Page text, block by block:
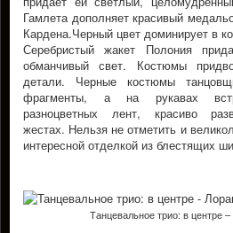
Гамлета дополняет красивый
Кардена.Черный цвет доминирует в
Серебристый жакет Полония
обманчивый свет. Костюмы
детали. Черные костюмы
фрагменты, а на рукавах
разноцветных лент, красиво
жестах. Нельзя не отметить и
интересной отделкой из блестящих
Танцевальное трио: в центре